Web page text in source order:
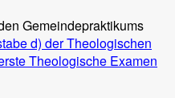
Gemeindepraktikums
d) der Theologischen
Theologische Examen